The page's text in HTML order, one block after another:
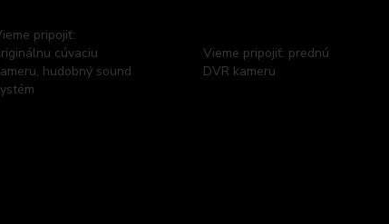
pripojiť:
cúvaciu
hudobný sound
Vieme pripojiť: prednú
DVR kameru